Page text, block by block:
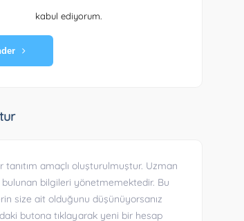
kabul ediyorum.
tanıtım amaçlı oluşturulmuştur. Uzman
bulunan bilgileri yönetmemektedir. Bu
size ait olduğunu düşünüyorsanız
butona tıklayarak yeni bir hesap